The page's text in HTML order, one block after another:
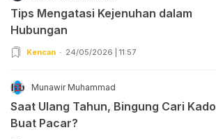
Tips Mengatasi Kejenuhan dalam
Hubungan
Kencan 24/05/2026 | 11:57
Munawir Muhammad
Saat Ulang Tahun, Bingung Cari Kado
Buat Pacar?